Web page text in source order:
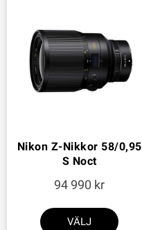
Nikon Z-Nikkor 58/0,95
S Noct
94 990
VÄLJ